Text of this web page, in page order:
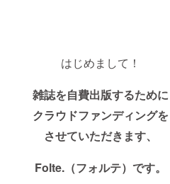
はじめまして！
雑誌を自費出版するために
クラウドファンディングを
させていただきます、
Folte.（フォルテ）です。